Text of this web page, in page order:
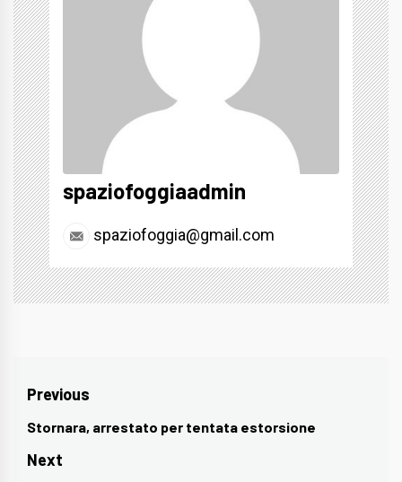
spaziofoggiaadmin
spaziofoggia@gmail.com
Navigazione
articoli
Previous
Previous
post:
Stornara, arrestato per tentata estorsione
Next